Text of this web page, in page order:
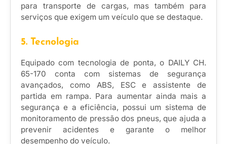
para transporte de cargas, mas também para
serviços que exigem um veículo que se destaque.
5. Tecnologia
Equipado com tecnologia de ponta, o DAILY CH.
65-170 conta com sistemas de segurança
avançados, como ABS, ESC e assistente de
partida em rampa. Para aumentar ainda mais a
segurança e a eficiência, possui um sistema de
monitoramento de pressão dos pneus, que ajuda a
prevenir acidentes e garante o melhor
desempenho do veículo.